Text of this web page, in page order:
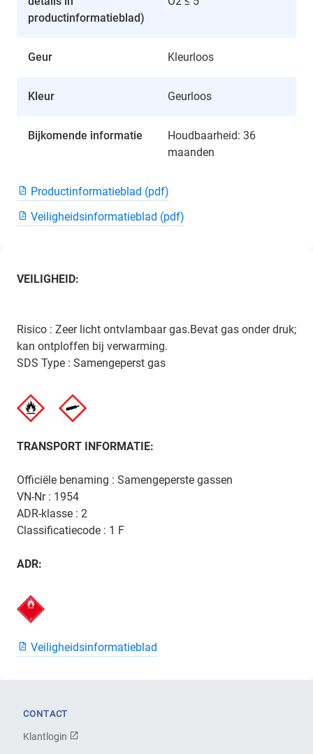
productinformatieblad)
Geur Kleurloos
Kleur Geurloos
Bijkomende informatie
Houdbaarheid: 36
maanden
Productinformatieblad (pdf)
Veiligheidsinformatieblad (pdf)
VEILIGHEID:
Risico : Zeer licht ontvlambaar gas.Bevat gas onder druk;
kan ontploffen bij verwarming.
SDS Type : Samengeperst gas
TRANSPORT INFORMATIE:
Officiële benaming : Samengeperste gassen
VN-Nr : 1954
ADR-klasse : 2
Classificatiecode : 1 F
ADR:
Veiligheidsinformatieblad
CONTACT
Klantlogin